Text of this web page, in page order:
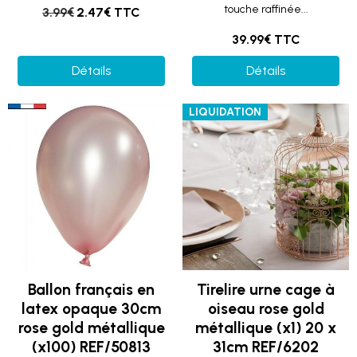
3.99€ 2.47€ TTC
Détails
touche raffinée...
39.99€ TTC
Détails
Ballon français en
latex opaque 30cm
rose gold métallique
(x100) REF/50813
LIQUIDATION
Tirelire urne cage à
oiseau rose gold
métallique (x1) 20 x
31cm REF/6202